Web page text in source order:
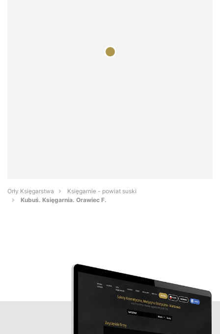
Orły Księgarstwa
Księgarnie - powiat suski
Kubuś. Księgarnia. Orawiec F.